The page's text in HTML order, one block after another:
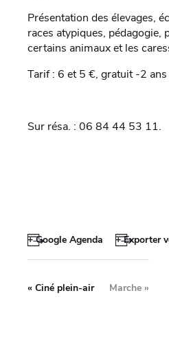
Présentation des élevages,
races atypiques,
certains animaux et les
Tarif : 6 et 5 €, gratuit -2 ans
Sur résa. : 06 84 44 53 11.
+ Google Agenda + Exporter
« Ciné plein-air Marche »